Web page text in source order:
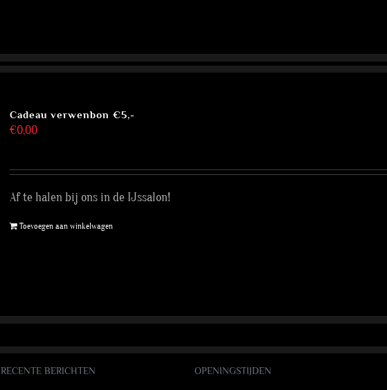
Cadeau verwenbon €5,-
€0,00
Af te halen bij ons in de IJssalon!
Toevoegen aan winkelwagen
RECENTE BERICHTEN OPENINGSTIJDEN